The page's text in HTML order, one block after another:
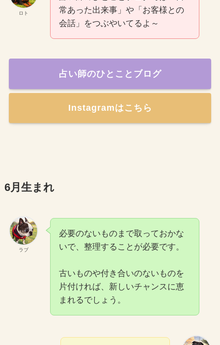
ロト
常あった出来事」や「お客様との
会話」をつぶやいてるよ～
占い師のひとことブログ
Instagramはこちら
6月生まれ
ラブ
必要のないものまで取っておかな
いで、整理することが必要です。
古いものや付き合いのないものを
片付ければ、新しいチャンスに恵
まれるでしょう。